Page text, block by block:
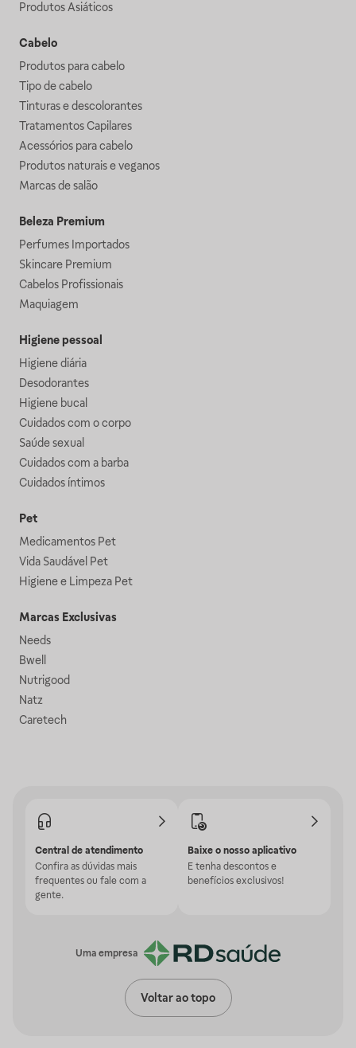
Produtos Asiáticos
Cabelo
Produtos para cabelo
Tipo de cabelo
Tinturas e descolorantes
Tratamentos Capilares
Acessórios para cabelo
Produtos naturais e veganos
Marcas de salão
Beleza Premium
Perfumes Importados
Skincare Premium
Cabelos Profissionais
Maquiagem
Higiene pessoal
Higiene diária
Desodorantes
Higiene bucal
Cuidados com o corpo
Saúde sexual
Cuidados com a barba
Cuidados íntimos
Pet
Medicamentos Pet
Vida Saudável Pet
Higiene e Limpeza Pet
Marcas Exclusivas
Needs
Bwell
Nutrigood
Natz
Caretech
Central de atendimento
Confira as dúvidas mais
frequentes ou fale com a
gente.
Baixe o nosso aplicativo
E tenha descontos e
benefícios exclusivos!
Uma empresa
Voltar ao topo